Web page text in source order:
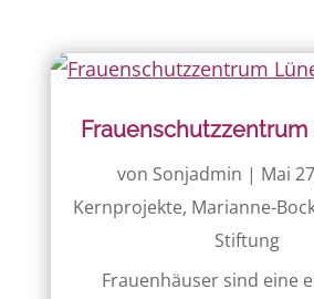
von Sonjadmin | Mai
Kernprojekte, Marianne-
Stiftung
Frauenhäuser sind eine